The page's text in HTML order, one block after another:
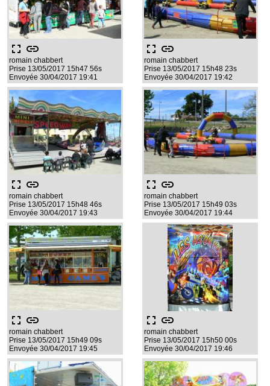
fullscreen link
romain chabbert
Prise 13/05/2017 15h47 56s
Envoyée 30/04/2017 19:41
fullscreen link
romain chabbert
Prise 13/05/2017 15h48 23s
Envoyée 30/04/2017 19:42
fullscreen link
romain chabbert
Prise 13/05/2017 15h48 46s
Envoyée 30/04/2017 19:43
fullscreen link
romain chabbert
Prise 13/05/2017 15h49 03s
Envoyée 30/04/2017 19:44
fullscreen link
romain chabbert
Prise 13/05/2017 15h49 09s
Envoyée 30/04/2017 19:45
fullscreen link
romain chabbert
Prise 13/05/2017 15h50 00s
Envoyée 30/04/2017 19:46